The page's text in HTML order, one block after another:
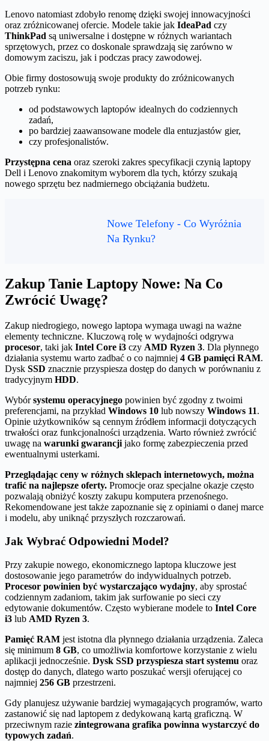
Lenovo natomiast zdobyło renomę dzięki swojej innowacyjności
oraz zróżnicowanej ofercie. Modele takie jak IdeaPad czy
ThinkPad są uniwersalne i dostępne w różnych wariantach
sprzętowych, przez co doskonale sprawdzają się zarówno w
domowym zaciszu, jak i podczas pracy zawodowej.
Obie firmy dostosowują swoje produkty do zróżnicowanych
potrzeb rynku:
od podstawowych laptopów idealnych do codziennych
zadań,
po bardziej zaawansowane modele dla entuzjastów gier,
czy profesjonalistów.
Przystępna cena oraz szeroki zakres specyfikacji czynią laptopy
Dell i Lenovo znakomitym wyborem dla tych, którzy szukają
nowego sprzętu bez nadmiernego obciążania budżetu.
Nowe Telefony - Co Wyróżnia
Na Rynku?
Zakup Tanie Laptopy Nowe: Na Co
Zwrócić Uwagę?
Zakup niedrogiego, nowego laptopa wymaga uwagi na ważne
elementy techniczne. Kluczową rolę w wydajności odgrywa
procesor, taki jak Intel Core i3 czy AMD Ryzen 3. Dla płynnego
działania systemu warto zadbać o co najmniej 4 GB pamięci RAM.
Dysk SSD znacznie przyspiesza dostęp do danych w porównaniu z
tradycyjnym HDD.
Wybórsystemu operacyjnego powinien być zgodny z twoimi
preferencjami, na przykład Windows 10 lub nowszy Windows 11.
Opinie użytkowników są cennym źródłem informacji dotyczących
trwałości oraz funkcjonalności urządzenia. Warto również zwrócić
uwagę na warunki gwarancji jako formę zabezpieczenia przed
ewentualnymi usterkami.
Przeglądając ceny w różnych sklepach internetowych, można
trafić na najlepsze oferty. Promocje oraz specjalne okazje często
pozwalają obniżyć koszty zakupu komputera przenośnego.
Rekomendowane jest także zapoznanie się z opiniami o danej marce
i modelu, aby uniknąć przyszłych rozczarowań.
Jak Wybrać Odpowiedni Model?
Przy zakupie nowego, ekonomicznego laptopa kluczowe jest
dostosowanie jego parametrów do indywidualnych potrzeb.
Procesor powinien być wystarczająco wydajny, aby sprostać
codziennym zadaniom, takim jak surfowanie po sieci czy
edytowanie dokumentów. Często wybierane modele to Intel Core
i3 lub AMD Ryzen 3.
Pamięć RAM jest istotna dla płynnego działania urządzenia. Zaleca
się minimum 8 GB, co umożliwia komfortowe korzystanie z wielu
aplikacji jednocześnie. Dysk SSD przyspiesza start systemu oraz
dostęp do danych, dlatego warto poszukać wersji oferującej co
najmniej 256 GB przestrzeni.
Gdy planujesz używanie bardziej wymagających programów, warto
zastanowić się nad laptopem z dedykowaną kartą graficzną. W
przeciwnym razie zintegrowana grafika powinna wystarczyć do
typowych zadań.